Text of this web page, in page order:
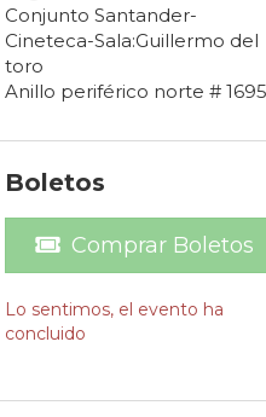
Conjunto Santander-
Cineteca-Sala:Guillermo del
toro
Anillo periférico norte # 1695
Boletos
Comprar Boletos
Lo sentimos, el evento ha
concluido